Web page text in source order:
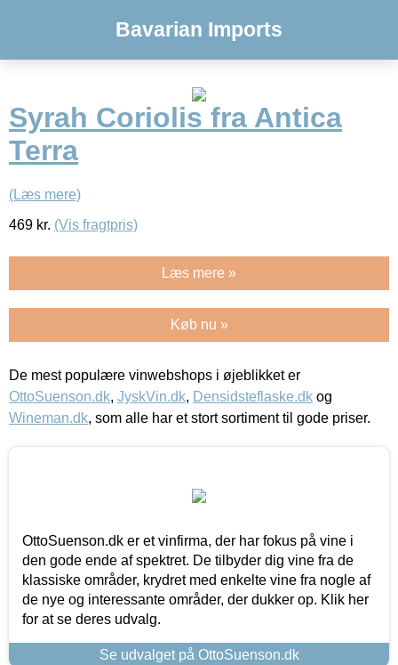
Bavarian Imports
Syrah Coriolis fra Antica
Terra
(Læs mere)
469 kr. (Vis fragtpris)
Læs mere »
Køb nu »
De mest populære vinwebshops i øjeblikket er
OttoSuenson.dk, JyskVin.dk, Densidsteflaske.dk og
Wineman.dk, som alle har et stort sortiment til gode priser.
OttoSuenson.dk er et vinfirma, der har fokus på vine i
den gode ende af spektret. De tilbyder dig vine fra de
klassiske områder, krydret med enkelte vine fra nogle af
de nye og interessante områder, der dukker op. Klik her
for at se deres udvalg.
Se udvalget på OttoSuenson.dk